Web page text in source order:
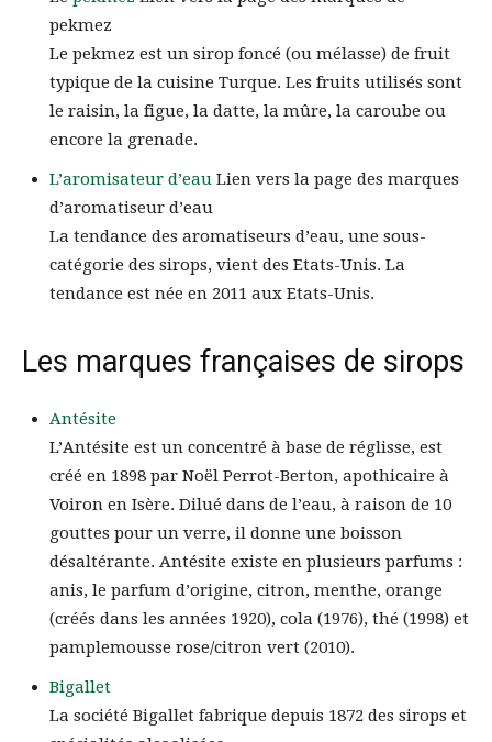
pekmez
Le pekmez est un sirop foncé (ou mélasse) de fruit
typique de la cuisine Turque. Les fruits utilisés sont
le raisin, la figue, la datte, la mûre, la caroube ou
encore la grenade.
L’aromisateur d’eau Lien vers la page des marques
d’aromatiseur d’eau
La tendance des aromatiseurs d’eau, une sous-
catégorie des sirops, vient des Etats-Unis. La
tendance est née en 2011 aux Etats-Unis.
Les marques françaises de sirops
Antésite
L’Antésite est un concentré à base de réglisse, est
créé en 1898 par Noël Perrot-Berton, apothicaire à
Voiron en Isère. Dilué dans de l’eau, à raison de 10
gouttes pour un verre, il donne une boisson
désaltérante. Antésite existe en plusieurs parfums :
anis, le parfum d’origine, citron, menthe, orange
(créés dans les années 1920), cola (1976), thé (1998) et
pamplemousse rose/citron vert (2010).
Bigallet
La société Bigallet fabrique depuis 1872 des sirops et